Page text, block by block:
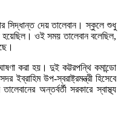
দেয় তালেবান। স্কুলে শুধু
হয়েছিল। ওই সময় তালেবান বলেছিল,
করা হয়। দুই কট্টরপন্থি কমান্ডো
ইব্রাহিম উপ-স্বরাষ্ট্রমন্ত্রী হিসেবে
অন্তর্বর্তী সরকারে স্বাস্থ্য